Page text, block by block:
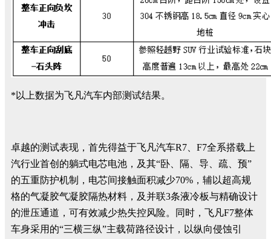
*以上数据为飞凡汽车内部测试结果。
卓越的测试表现，首先得益于飞凡汽车R7、F7全系搭载上
汽行业首创的躺式电芯电池，及其“卧、隔、导、疏、预”
的五重防护机制，电芯间接触面积减少70%，辅以超高规
格的气凝胶气凝胶隔热材料，及并联3条液冷板与精确设计
的泄压通道，可有效减少热失控风险。同时，飞凡F7整体
车身采用的“三横三纵”主载荷路径设计，以纵向侵蚀引